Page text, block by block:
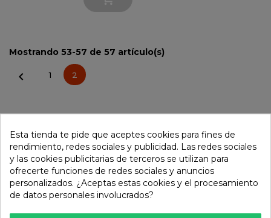
Mostrando 53-57 de 57 artículo(s)
 1 2
Esta tienda te pide que aceptes cookies para fines de
rendimiento, redes sociales y publicidad. Las redes sociales
y las cookies publicitarias de terceros se utilizan para
ofrecerte funciones de redes sociales y anuncios
personalizados. ¿Aceptas estas cookies y el procesamiento
de datos personales involucrados?